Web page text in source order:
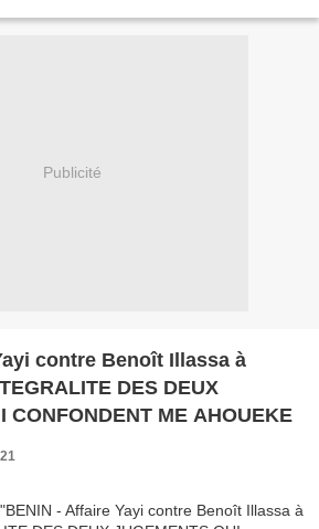
Publicité
contre Benoît Illassa à
DES DEUX
CONFONDENT ME AHOUEKE